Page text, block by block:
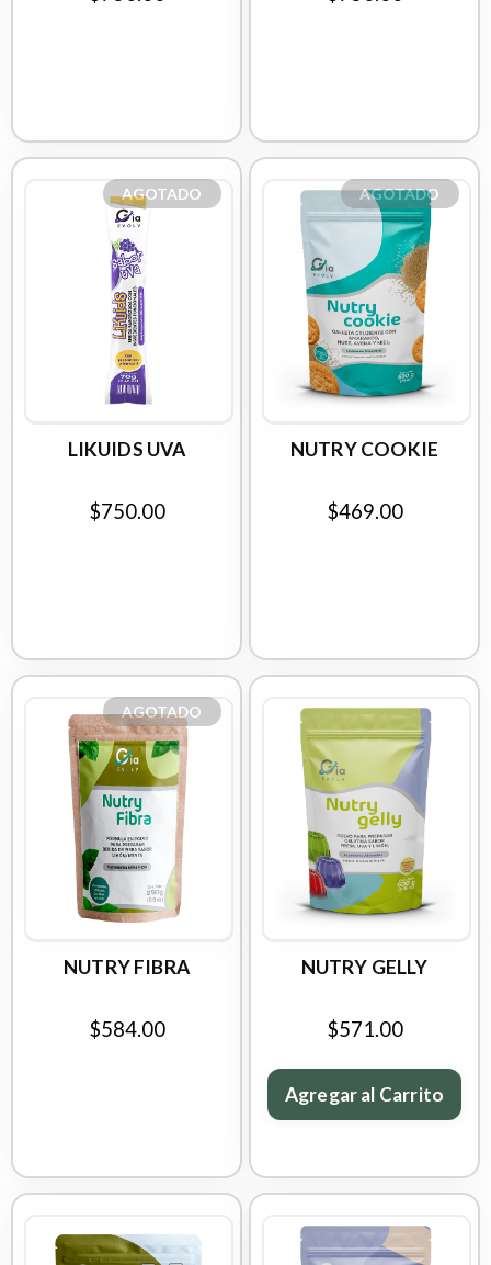
AGOTADO
LIKUIDS UVA
$750.00
AGOTADO
NUTRY COOKIE
$469.00
AGOTADO
NUTRY FIBRA
$584.00
NUTRY GELLY
$571.00
Agregar al Carrito